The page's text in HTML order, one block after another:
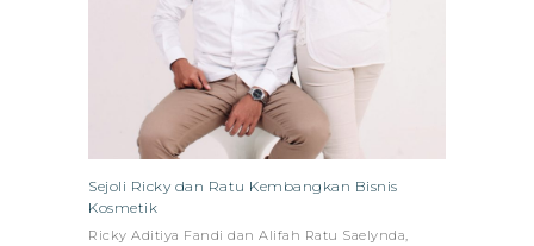
Sejoli Ricky dan Ratu Kembangkan Bisnis
Kosmetik
Ricky Aditiya Fandi dan Alifah Ratu Saelynda,